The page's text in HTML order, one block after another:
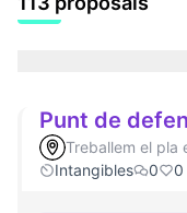
Punt de
Treballem el pla
Intangibles
0 0